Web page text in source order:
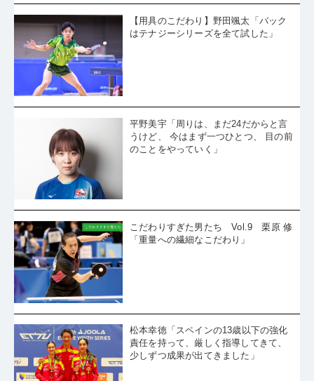
【用具のこだわり】野田颯太「バック
はテナジーシリーズを全て試した」
平野美宇「周りは、まだ24だからと言
うけど、 今はまず一つひとつ、 目の前
のことをやっていく」
こだわりすぎた男たち Vol.9 栗原 修
「重量への繊細なこだわり」
松本幸徳「スペインの13歳以下の強化
責任を持って、厳しく指導してきて、
少しずつ成果が出てきました」